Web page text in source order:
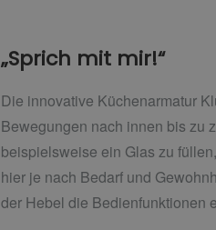
„Sprich mit mir!“
Die innovative Küchenarmatur
Bewegungen nach innen bis zu
beispielsweise ein Glas zu
hier je nach Bedarf und
der Hebel die Bedienfunktionen